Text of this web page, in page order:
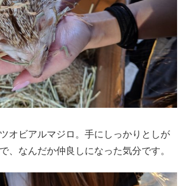
オビアルマジロ。手にしっかりとしが
、なんだか仲良しになった気分です。